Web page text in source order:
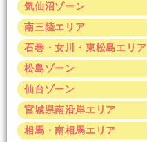
気仙沼ゾーン
南三陸エリア
石巻・女川・東松島エリア
松島ゾーン
仙台ゾーン
宮城県南沿岸エリア
相馬・南相馬エリア